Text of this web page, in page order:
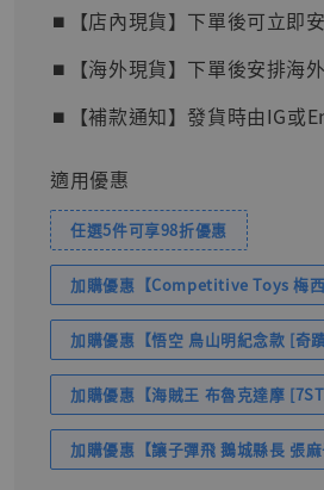
⏹︎【店內現貨】下單後可立即
⏹︎【海外現貨】下單後安排海
⏹︎【補款通知】發貨時由IG或
適用優惠
任選5件可享98折優惠
加購優惠【Competitive Toys 梅西
加購優惠【悟空 鳥山明紀念款 [奇
加購優惠【海賊王 布魯克達摩
加購優惠【讓子彈飛 鵝城縣長 張麻